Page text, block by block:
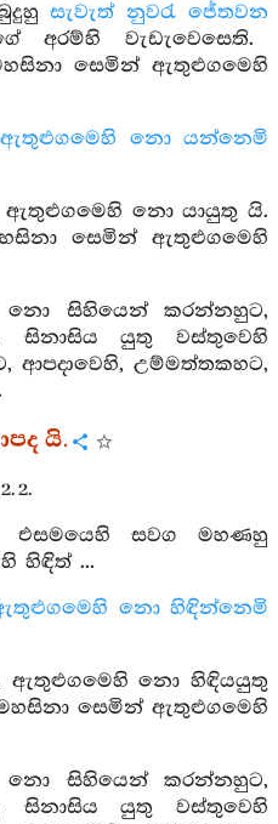
සැවැත් නුවරැ ජේතවන
වැඩැවෙසෙති.
සෙමින් ඇතුළුගමෙහි
ඇතුළුගමෙහි නො යන්නෙමි
ඇතුළුගමෙහි නො යායුතු යි.
සෙමින් ඇතුළුගමෙහි
සිහියෙන් කරන්නහුට,
සිනාසිය යුතු වස්තුවෙහි
උම්මත්තකහට,
යි.
2.
සවග මහණහු
හිඳිත් ...
නො හිඳින්නෙමි
ඇතුළුගමෙහි නො හිඳියයුතු
සෙමින් ඇතුළුගමෙහි
සිහියෙන් කරන්නහුට,
සිනාසිය යුතු වස්තුවෙහි